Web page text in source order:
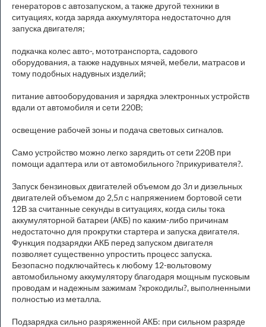
генераторов с автозапуском, а также другой техники в
ситуациях, когда заряда аккумулятора недостаточно для
запуска двигателя;
подкачка колес авто-, мототранспорта, садового
оборудования, а также надувных мячей, мебели, матрасов и
тому подобных надувных изделий;
питание автооборудования и зарядка электронных устройств
вдали от автомобиля и сети 220В;
освещение рабочей зоны и подача световых сигналов.
Само устройство можно легко зарядить от сети 220В при
помощи адаптера или от автомобильного ?прикуривателя?.
Запуск бензиновых двигателей объемом до 3л и дизельных
двигателей объемом до 2,5л с напряжением бортовой сети
12В за считанные секунды в ситуациях, когда силы тока
аккумуляторной батареи (АКБ) по каким-либо причинам
недостаточно для прокрутки стартера и запуска двигателя.
Функция подзарядки АКБ перед запуском двигателя
позволяет существенно упростить процесс запуска.
Безопасно подключайтесь к любому 12-вольтовому
автомобильному аккумулятору благодаря мощным пусковым
проводам и надежным зажимам ?крокодилы?, выполненными
полностью из металла.
Подзарядка сильно разряженной АКБ: при сильном разряде